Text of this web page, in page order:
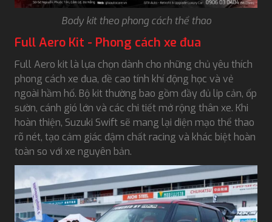
Body kit theo phong cách thể thao
Full Aero Kit - Phong cách xe đua
Full Aero kit là lựa chọn dành cho những chủ yêu thích
phong cách xe đua, đề cao tính khí động học và vẻ
ngoài hầm hố. Bộ kit thường bao gồm đầy đủ lip cản, ốp
sườn, cánh gió lớn và các chi tiết mở rộng thân xe. Khi
hoàn thiện, Suzuki Swift sẽ mang lại diện mạo thể thao
rõ nét, tạo cảm giác đậm chất racing và khác biệt hoàn
toàn so với xe nguyên bản.